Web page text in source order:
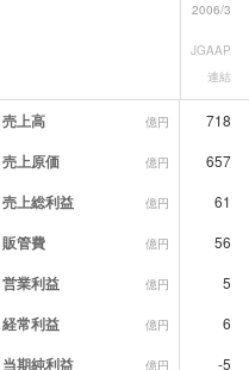
業績データ一覧
2006/3
JGAAP
連結
売上高 億円 718
売上原価 億円 657
売上総利益 億円 61
販管費 億円 56
営業利益 億円 5
経常利益 億円 6
当期純利益 億円 -5